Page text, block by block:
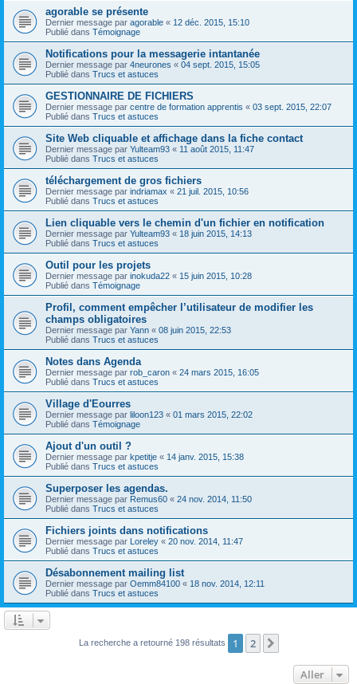
agorable se présente
Dernier message par agorable « 12 déc. 2015, 15:10
Publié dans Témoignage
Notifications pour la messagerie intantanée
Dernier message par 4neurones « 04 sept. 2015, 15:05
Publié dans Trucs et astuces
GESTIONNAIRE DE FICHIERS
Dernier message par centre de formation apprentis « 03 sept. 2015, 22:07
Publié dans Trucs et astuces
Site Web cliquable et affichage dans la fiche contact
Dernier message par Yulteam93 « 11 août 2015, 11:47
Publié dans Trucs et astuces
téléchargement de gros fichiers
Dernier message par indriamax « 21 juil. 2015, 10:56
Publié dans Trucs et astuces
Lien cliquable vers le chemin d'un fichier en notification
Dernier message par Yulteam93 « 18 juin 2015, 14:13
Publié dans Trucs et astuces
Outil pour les projets
Dernier message par inokuda22 « 15 juin 2015, 10:28
Publié dans Témoignage
Profil, comment empêcher l’utilisateur de modifier les
champs obligatoires
Dernier message par Yann « 08 juin 2015, 22:53
Publié dans Trucs et astuces
Notes dans Agenda
Dernier message par rob_caron « 24 mars 2015, 16:05
Publié dans Trucs et astuces
Village d'Eourres
Dernier message par liloon123 « 01 mars 2015, 22:02
Publié dans Témoignage
Ajout d'un outil ?
Dernier message par kpetitje « 14 janv. 2015, 15:38
Publié dans Trucs et astuces
Superposer les agendas.
Dernier message par Remus60 « 24 nov. 2014, 11:50
Publié dans Trucs et astuces
Fichiers joints dans notifications
Dernier message par Loreley « 20 nov. 2014, 11:47
Publié dans Trucs et astuces
Désabonnement mailing list
Dernier message par Oemm84100 « 18 nov. 2014, 12:11
Publié dans Trucs et astuces
La recherche a retourné 198 résultats 1 2
Aller